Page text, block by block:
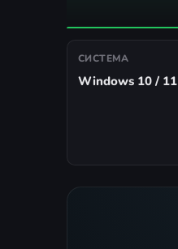
СИСТЕМА
Windows 10 / 11